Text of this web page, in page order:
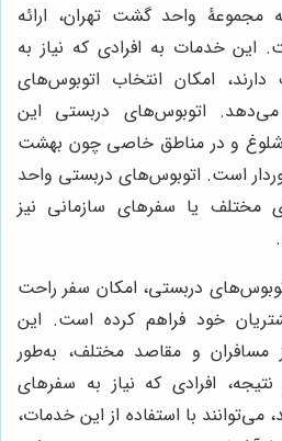
مجموعۀ واحد گشت تهران، ارائه
این خدمات به افرادی که نیاز به
امکان انتخاب اتوبوس‌های
اتوبوس‌های دربستی این
شلوغ و در مناطق خاصی چون بهشت
است. اتوبوس‌های دربستی واحد
مختلف یا سفرهای سازمانی نیز
دربستی، امکان سفر راحت
خود فراهم کرده است. این
مسافران و مقاصد مختلف، به‌طور
افرادی که نیاز به سفرهای
با استفاده از این خدمات،